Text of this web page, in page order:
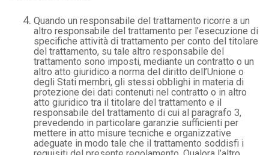
Quando un responsabile del trattamento ricorre a un
altro responsabile del trattamento per l’esecuzione di
specifiche attività di trattamento per conto del titolare
del trattamento, su tale altro responsabile del
trattamento sono imposti, mediante un contratto o un
altro atto giuridico a norma del diritto dell’Unione o
degli Stati membri, gli stessi obblighi in materia di
protezione dei dati contenuti nel contratto o in altro
atto giuridico tra il titolare del trattamento e il
responsabile del trattamento di cui al paragrafo 3,
prevedendo in particolare garanzie sufficienti per
mettere in atto misure tecniche e organizzative
adeguate in modo tale che il trattamento soddisfi i